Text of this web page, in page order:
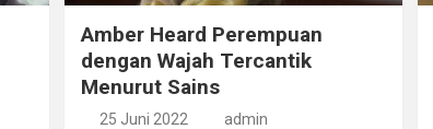
Amber Heard Perempuan
dengan Wajah Tercantik
Menurut Sains
25 Juni 2022 admin